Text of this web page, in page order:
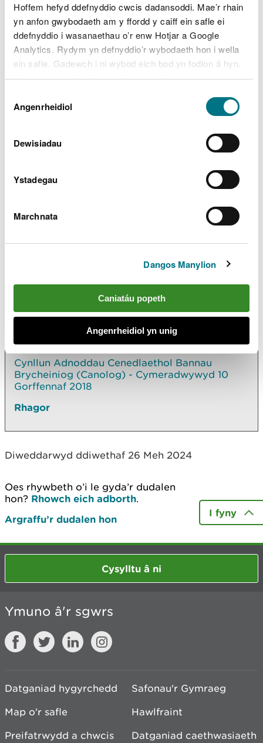
Hoffem hefyd ddefnyddio cwcis dadansoddi. Mae’r rhain
yn anfon gwybodaeth am y ffordd y caiff ein safle ei
ddefnyddio i wasanaethau o’r enw Hotjar a Google
Analytics. Rydym yn defnyddio’r wybodaeth hon i wella
ein safle. Gadewch i ni wybod eich bod yn fodlon â hyn.
Byddwn yn defnyddio cwci i gadw eich dewis.
Gellirdarllen mwy am ein cwcis cyn i chi ddewis.
Caniatâd
Angenrheidiol
Dewisiadau
Ystadegau
Marchnata
Dangos Manylion
Caniatáu popeth
Angenrheidiol yn unig
Map prif amcanion hirdymor PDF
[3.0 MB]
Map cynefinoedd a mathau PDF [2.9
MB]
Systemau rheoli coedwigoedd PDF
Yn yr adran hon hefyd
Cynlluniau Adnoddau Coedwig: beth yw eu
pwrpas a sut allwch chi gymryd rhan
Cynllun Adnoddau Cenedlaethol Bannau
Brycheiniog (Canolog) - Cymeradwywyd 10
Gorffennaf 2018
Rhagor
Diweddarwyd ddiwethaf 26 Meh 2024
Oes rhywbeth o’i le gyda’r dudalen
hon? Rhowch eich adborth.
Argraffu’r dudalen hon
I fyny
Cysylltu â ni
Ymuno â'r sgwrs
Datganiad hygyrchedd
Safonau'r Gymraeg
Map o'r safle
Hawlfraint
Preifatrwydd a chwcis
Datganiad caethwasiaeth